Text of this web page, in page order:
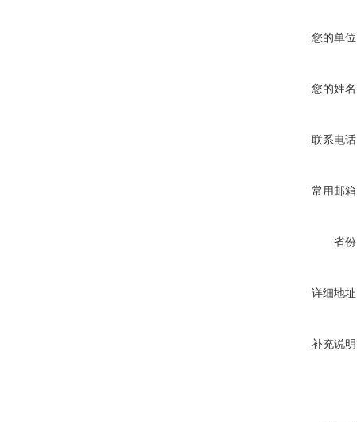
您的单
您的姓
联系电
常用邮
省
详细地
补充说